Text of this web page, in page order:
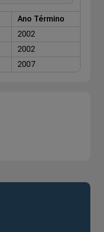
Ano Término
2002
2002
2007